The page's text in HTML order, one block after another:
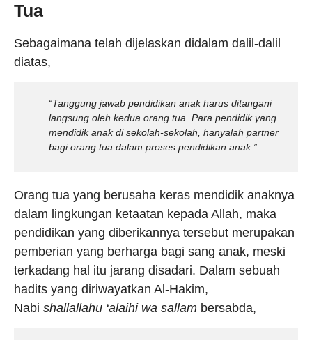
Tua
Sebagaimana telah dijelaskan didalam dalil-dalil
diatas,
“Tanggung jawab pendidikan anak harus ditangani
langsung oleh kedua orang tua. Para pendidik yang
mendidik anak di sekolah-sekolah, hanyalah partner
bagi orang tua dalam proses pendidikan anak.”
Orang tua yang berusaha keras mendidik anaknya
dalam lingkungan ketaatan kepada Allah, maka
pendidikan yang diberikannya tersebut merupakan
pemberian yang berharga bagi sang anak, meski
terkadang hal itu jarang disadari. Dalam sebuah
hadits yang diriwayatkan Al-Hakim,
Nabi shallallahu ‘alaihi wa sallam bersabda,